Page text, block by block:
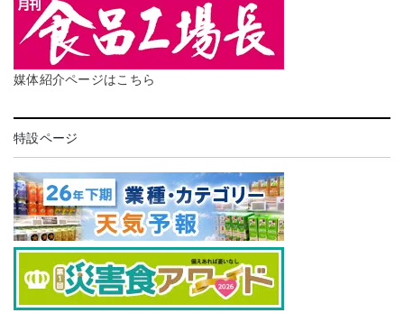
媒体紹介ページはこちら
特設ページ